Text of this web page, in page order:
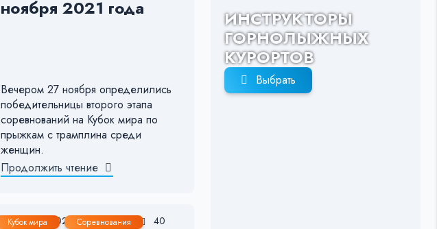
ноября 2021 года
Вечером 27 ноября определились
победительницы второго этапа
соревнований на Кубок мира по
прыжкам с трамплина среди
женщин.
Продолжить чтение
Кубок мира
Соревнования
17 Ноя, 2021 < 1 мин.
40
ИНСТРУКТОРЫ
ГОРНОЛЫЖНЫХ
КУРОРТОВ
Выбрать